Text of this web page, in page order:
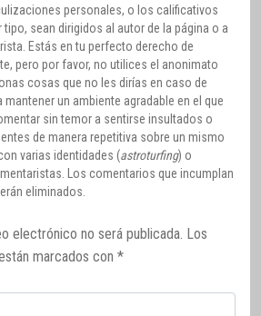
personales, o los calificativos
sean dirigidos al autor de la página o a
Estás en tu perfecto derecho de
pero por favor, no utilices el anonimato
cosas que no les dirías en caso de
un ambiente agradable en el que
sin temor a sentirse insultados o
de manera repetitiva sobre un mismo
varias identidades (astroturfing) o
Los comentarios que incumplan
eliminados.
electrónico no será publicada. Los
marcados con *